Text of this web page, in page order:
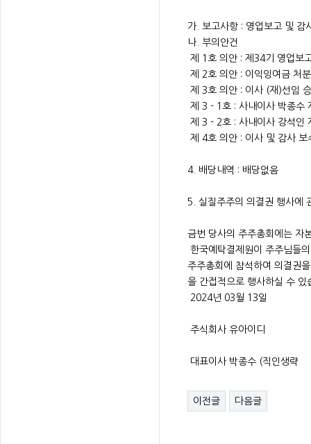
가. 보고사항 : 영업보고 및 감
나. 부의안건
제 1호 의안 : 제34기 영업보
제 2호 의안 : 이익잉여금 처
제 3호 의안 : 이사 (재)선임
제 3 - 1호 : 사내이사 박종수
제 3 - 2호 : 사내이사 강석인
제 4호 의안 : 이사 및 감사
4. 배당내역 : 배당없음
5. 실질주주의 의결권 행사에
금번 당사의 주주총회에는 자
한국예탁결제원이 주주님들
주주총회에 참석하여 의결권
을 간접적으로 행사하실 수 있
2024년 03월 13일
주식회사 유아이디
대표이사 박종수 (직인생략
이전글 다음글